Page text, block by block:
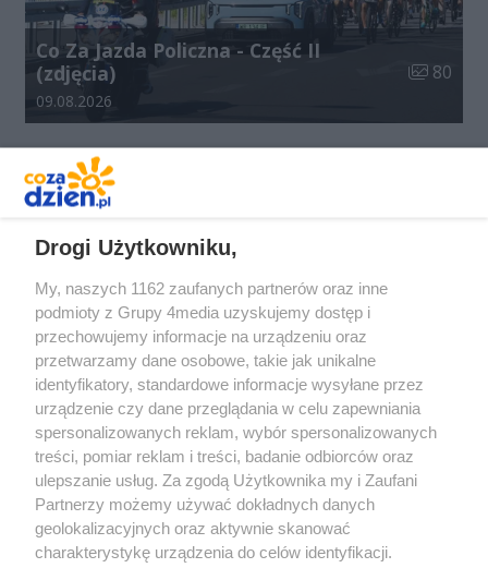
Co Za Jazda Policzna - Część II
(zdjęcia)
Liczba
80
Data dodania galerii:
09.08.2026
Redakcja Reklama Prywatność
Praca Łódź
the:protocol
Drogi Użytkowniku,
My, naszych 1162 zaufanych partnerów oraz inne
podmioty z Grupy 4media uzyskujemy dostęp i
przechowujemy informacje na urządzeniu oraz
przetwarzamy dane osobowe, takie jak unikalne
identyfikatory, standardowe informacje wysyłane przez
urządzenie czy dane przeglądania w celu zapewniania
spersonalizowanych reklam, wybór spersonalizowanych
treści, pomiar reklam i treści, badanie odbiorców oraz
ulepszanie usług. Za zgodą Użytkownika my i Zaufani
Partnerzy możemy używać dokładnych danych
geolokalizacyjnych oraz aktywnie skanować
charakterystykę urządzenia do celów identyfikacji.